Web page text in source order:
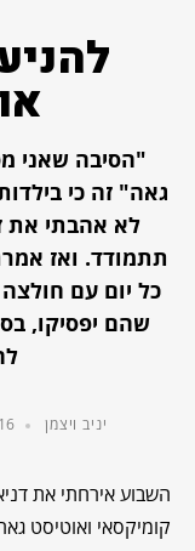
"הסיבה שאני
גאה" זה כי
לא אהבתי את
תתמודד. ואז
כל יום עם
שהם יפסיקו,
יניב ויצמן 16 ביולי, 2023
השבוע אירחתי את
קומיקסאי ואוטיסט